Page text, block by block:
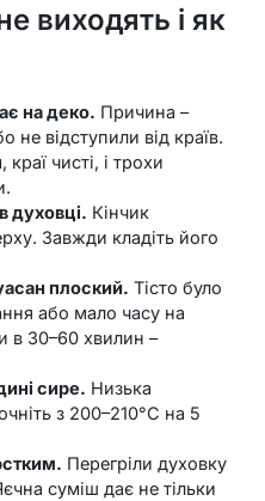
виходять і як
на деко. Причина –
не відступили від країв.
чисті, і трохи
духовці. Кінчик
Завжди кладіть його
плоский. Тісто було
або мало часу на
в 30–60 хвилин –
сире. Низька
з 200–210°C на 5
Перегріли духовку
суміш дає не тільки